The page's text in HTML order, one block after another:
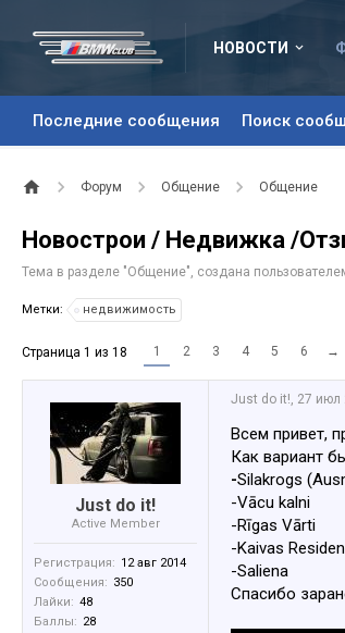
НОВОСТИ
Последние сообщения Поиск
Форум Общение Общение
Новострои / Недвижка /
Тема в разделе "Общение", создана
Метки: недвижимость
Страница 1 из 18 1 2 3 4 5 6 →
Just do it!
Active Member
Регистрация: 12 авг 2014
Сообщения: 350
Лайки: 48
Баллы: 28
Just do it!, 27 июл
Всем привет,
Как вариант
-Silakrogs
-Vācu kalni
-Rīgas Vārti
-Kaivas
-Saliena
Спасибо